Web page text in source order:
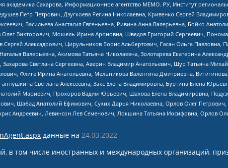
академика Сахарова, Информационное агентство МЕМО. РУ, Институт
Петр Петрович, Дзугкоева Регина Николаевна, Кривенко Сергей
Васильева Анастасия Евгеньевна, Ривина Анна Валерьевна, Бойко
Викторович, Мошель Ирина Ароновна, Шведов Григорий Сергеевич,
Алексадрович, Цирульников Борис Альбертович, Гасан Ольга
Валерьевна, Акимова Татьяна Николаевна, Золотарева Екатерина
Светлана Сергеевна, Аверин Владимир Анатольевич, Щур Татьяна
Флиге Ирина Анатольевна, Мельникова Валентина Дмитриевна,
Светлана Алексеевна, Закс Елена Владимировна, Буртина Елена
Мариевич, Прохоров Вадим Юрьевич, Шахова Елена Владимировна,
Шабад Анатолий Ефимович, Сухих Дарья Николаевна, Орлов Олег
Андреевич, Левинсон Лев Семенович, Локшина Татьяна Иосифовна, Орлов
данные на 24.03.2022
в том числе иностранных и международных организаций,